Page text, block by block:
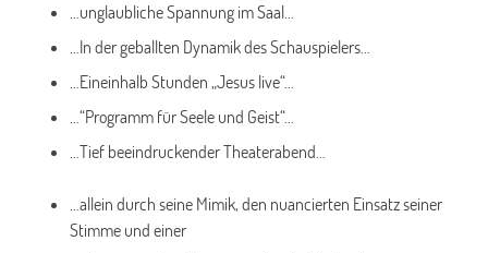
…unglaubliche Spannung im Saal…
…In der geballten Dynamik des Schauspielers…
…Eineinhalb Stunden „Jesus live“…
…“Programm für Seele und Geist“…
…Tief beeindruckender Theaterabend…
…allein durch seine Mimik, den nuancierten Einsatz seiner
Stimme und einer